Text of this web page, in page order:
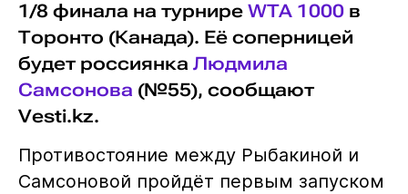
1/8 финала на турнире WTA 1000в
Торонто (Канада). Её соперницей
будет россиянка Людмила
Самсонова (№55), сообщают
Vesti.kz.
Противостояние между Рыбакиной и
Самсоновой пройдёт первым запуском